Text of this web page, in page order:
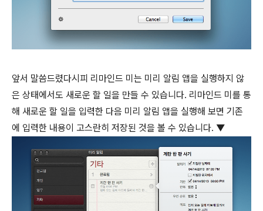
앞서 말씀드렸다시피 리마인드 미는 미리 알림 앱을 실행하지 않
은 상태에서도 새로운 할 일을 만들 수 있습니다. 리마인드 미를 통
해 새로운 할 일을 입력한 다음 미리 알림 앱을 실행해 보면 기존
에 입력한 내용이 고스란히 저장된 것을 볼 수 있습니다. ▼